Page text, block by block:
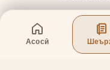
Асосӣ